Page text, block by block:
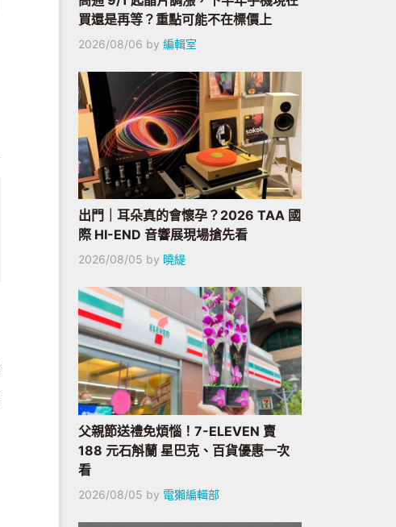
買還是再等？重點可能不在標價上
2026/08/06 by 編輯室
出門｜耳朵真的會懷孕？2026 TAA 國
際 HI-END 音響展現場搶先看
2026/08/05 by 曉緹
父親節送禮免煩惱！7-ELEVEN 賣
188 元石斛蘭 星巴克、百貨優惠一次
看
2026/08/05 by 電獺編輯部